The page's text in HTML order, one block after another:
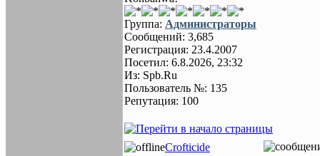
Группа: Администраторы
Сообщений: 3,685
Регистрация: 23.4.2007
Посетил: 6.8.2026, 23:32
Из: Spb.Ru
Пользователь №: 135
Репутация: 100
Crofticide